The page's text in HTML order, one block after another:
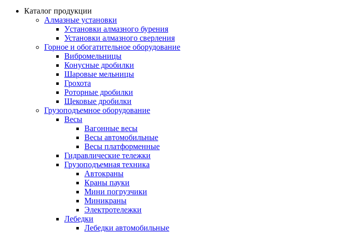
Каталог продукции
Алмазные установки
Уcтановки алмазного бурения
Установки алмазного сверления
Горное и обогатительное оборудование
Вибромельницы
Конусные дробилки
Шаровые мельницы
Грохота
Роторные дробилки
Щековые дробилки
Грузоподъемное оборудование
Весы
Вагонные весы
Весы автомобильные
Весы платформенные
Гидравлические тележки
Грузоподъемная техника
Автокраны
Краны пауки
Мини погрузчики
Миникраны
Электротележки
Лебедки
Лебедки автомобильные